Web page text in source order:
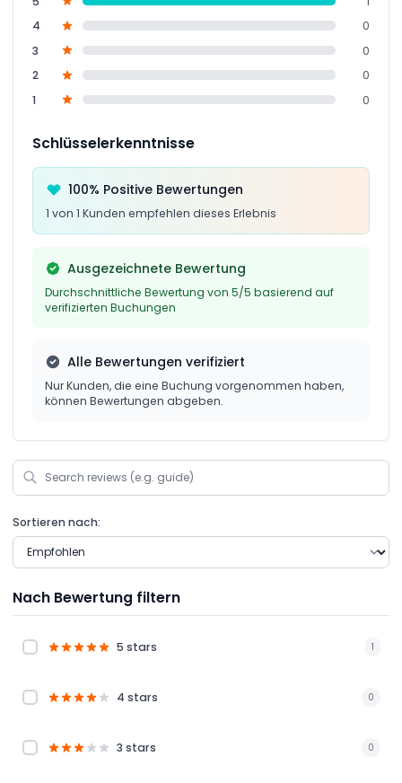
4
0
3
0
2
0
1
0
Schlüsselerkenntnisse
100% Positive Bewertungen
1 von 1 Kunden empfehlen dieses Erlebnis
Ausgezeichnete Bewertung
Durchschnittliche Bewertung von 5/5 basierend auf
verifizierten Buchungen
Alle Bewertungen verifiziert
Nur Kunden, die eine Buchung vorgenommen haben,
können Bewertungen abgeben.
Sortieren nach:
Nach Bewertung filtern
5 stars 1
4 stars 0
3 stars 0